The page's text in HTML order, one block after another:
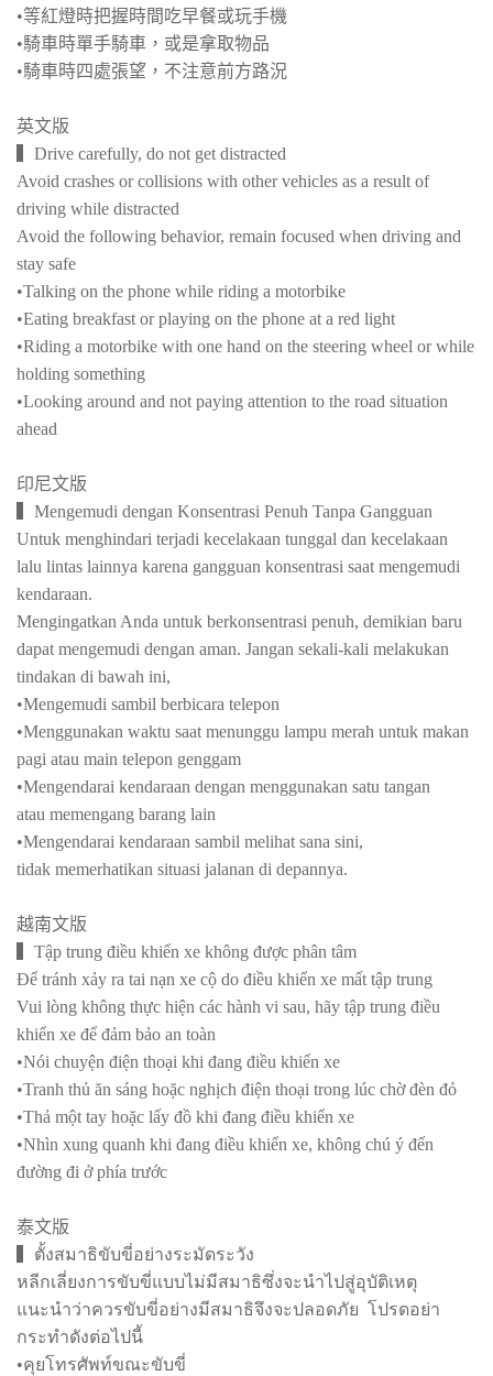
•等紅燈時把握時間吃早餐或玩手機
•騎車時單手騎車，或是拿取物品
•騎車時四處張望，不注意前方路況
英文版
▍Drive carefully, do not get distracted
Avoid crashes or collisions with other vehicles as a result of
driving while distracted
Avoid the following behavior, remain focused when driving and
stay safe
•Talking on the phone while riding a motorbike
•Eating breakfast or playing on the phone at a red light
•Riding a motorbike with one hand on the steering wheel or while
holding something
•Looking around and not paying attention to the road situation
ahead
印尼文版
▍Mengemudi dengan Konsentrasi Penuh Tanpa Gangguan
Untuk menghindari terjadi kecelakaan tunggal dan kecelakaan
lalu lintas lainnya karena gangguan konsentrasi saat mengemudi
kendaraan.
Mengingatkan Anda untuk berkonsentrasi penuh, demikian baru
dapat mengemudi dengan aman. Jangan sekali-kali melakukan
tindakan di bawah ini,
•Mengemudi sambil berbicara telepon
•Menggunakan waktu saat menunggu lampu merah untuk makan
pagi atau main telepon genggam
•Mengendarai kendaraan dengan menggunakan satu tangan
atau memengang barang lain
•Mengendarai kendaraan sambil melihat sana sini,
tidak memerhatikan situasi jalanan di depannya.
越南文版
▍Tập trung điều khiển xe không được phân tâm
Để tránh xảy ra tai nạn xe cộ do điều khiển xe mất tập trung
Vui lòng không thực hiện các hành vi sau, hãy tập trung điều
khiển xe để đảm bảo an toàn
•Nói chuyện điện thoại khi đang điều khiển xe
•Tranh thủ ăn sáng hoặc nghịch điện thoại trong lúc chờ đèn đỏ
•Thả một tay hoặc lấy đồ khi đang điều khiển xe
•Nhìn xung quanh khi đang điều khiển xe, không chú ý đến
đường đi ở phía trước
泰文版
▍ตั้งสมาธิขับขี่อย่างระมัดระวัง
หลีกเลี่ยงการขับขี่แบบไม่มีสมาธิซึ่งจะนำไปสู่อุบัติเหตุ
แนะนำว่าควรขับขี่อย่างมีสมาธิจึงจะปลอดภัย โปรดอย่า
กระทำดังต่อไปนี้
•คุยโทรศัพท์ขณะขับขี่